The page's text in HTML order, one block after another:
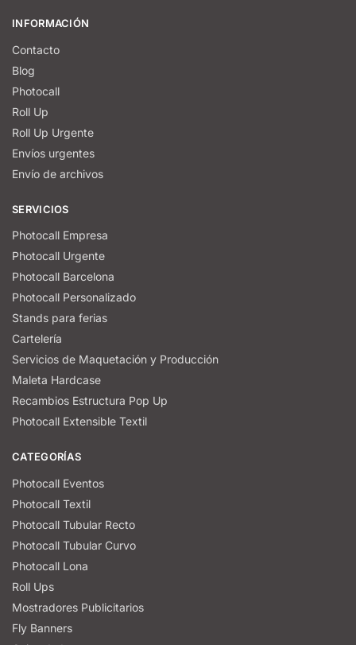
INFORMACIÓN
Contacto
Blog
Photocall
Roll Up
Roll Up Urgente
Envíos urgentes
Envío de archivos
SERVICIOS
Photocall Empresa
Photocall Urgente
Photocall Barcelona
Photocall Personalizado
Stands para ferias
Cartelería
Servicios de Maquetación y Producción
Maleta Hardcase
Recambios Estructura Pop Up
Photocall Extensible Textil
CATEGORÍAS
Photocall Eventos
Photocall Textil
Photocall Tubular Recto
Photocall Tubular Curvo
Photocall Lona
Roll Ups
Mostradores Publicitarios
Fly Banners